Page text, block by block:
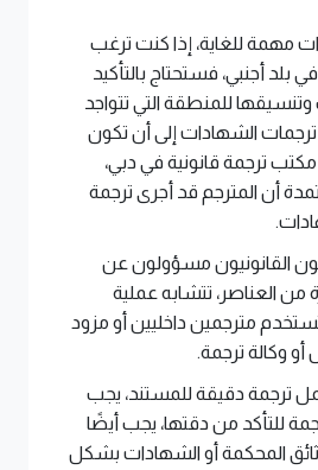
مهمة للغاية، إذا كنت ترغب
أجنبي، فستحتاج بالتأكيد
للمنطقة التي تتواجد
ترجمات الشهادات إلى أن تكون
ترجمة قانونية في دبي،
أن المترجم قد أجرى ترجمة
القانونيون مسؤولون عن
من العناصر، تتشابه عملية
مترجمين داخليين أو مزود
وكالة ترجمة.
ترجمة دقيقة للمستند، يجب
للتأكد من دقتها، يجب أيضًا
المحكمة أو الشهادات بشكل